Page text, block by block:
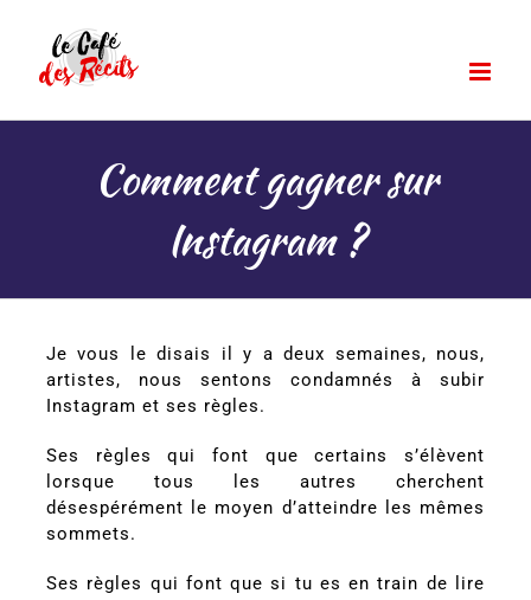
contenu
Comment gagner sur
Instagram ?
Je vous le disais il y a deux semaines, nous,
artistes, nous sentons condamnés à subir
Instagram et ses règles.
Ses règles qui font que certains s’élèvent
lorsque tous les autres cherchent
désespérément le moyen d’atteindre les mêmes
sommets.
Ses règles qui font que si tu es en train de lire